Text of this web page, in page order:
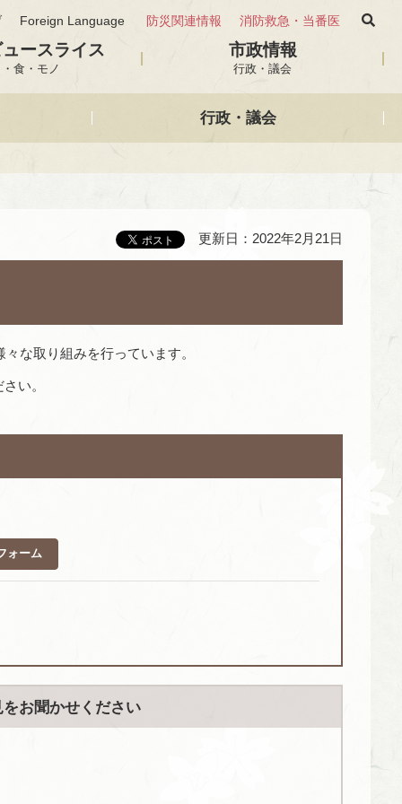
Foreign Language 防災関連情報 消防救急・当番医
ースライス
食・モノ
市政情報
行政・議会
行政・議会
更新日：2022年2月21日
な取り組みを行っています。
い。
ォーム
お聞かせください